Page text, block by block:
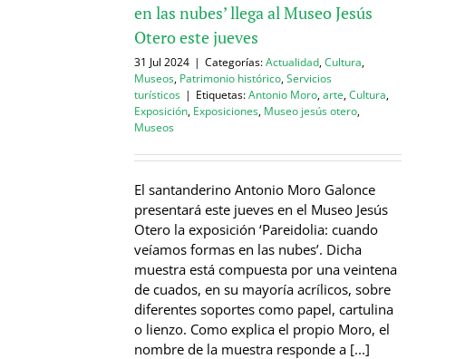
en las nubes’ llega al Museo Jesús
Otero este jueves
31 Jul 2024 | Categorías:Actualidad,Cultura,
Museos, Patrimonio histórico,Servicios
turísticos | Etiquetas:Antonio Moro,arte,Cultura,
Exposición, Exposiciones, Museo jesús otero,
Museos
El santanderino Antonio Moro Galonce
presentará este jueves en el Museo Jesús
Otero la exposición ‘Pareidolia: cuando
veíamos formas en las nubes’. Dicha
muestra está compuesta por una veintena
de cuados, en su mayoría acrílicos, sobre
diferentes soportes como papel, cartulina
o lienzo. Como explica el propio Moro, el
nombre de la muestra responde a [...]